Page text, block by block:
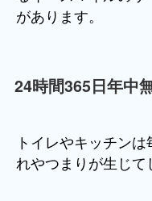
があります。
24時間365日年中
トイレやキッチン
れやつまりが生じて